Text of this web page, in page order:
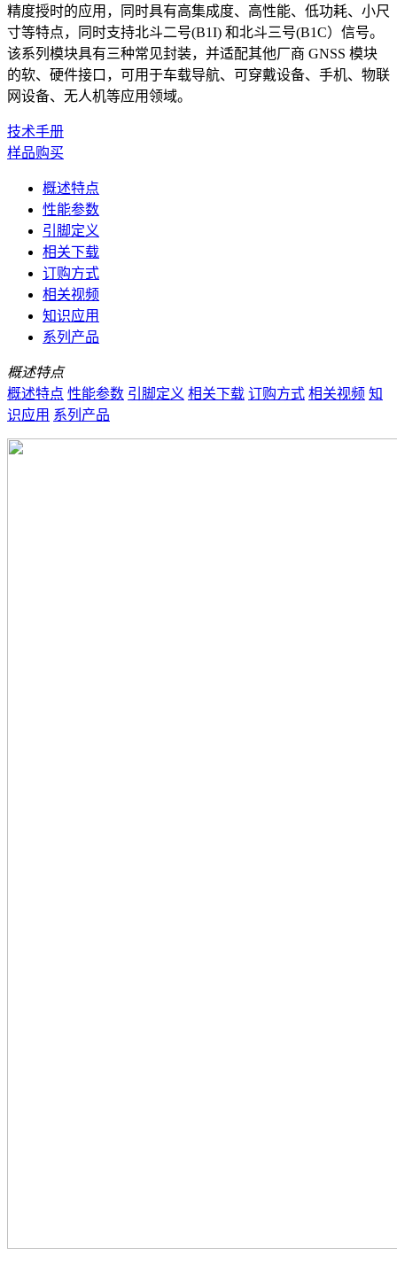
精度授时的应用，同时具有高集成度、高性能、低功耗、小尺
寸等特点，同时支持北斗二号(B1I) 和北斗三号(B1C）信号。
该系列模块具有三种常见封装，并适配其他厂商 GNSS 模块
的软、硬件接口，可用于车载导航、可穿戴设备、手机、物联
网设备、无人机等应用领域。
技术手册
样品购买
概述特点
性能参数
引脚定义
相关下载
订购方式
相关视频
知识应用
系列产品
概述特点
概述特点 性能参数 引脚定义 相关下载 订购方式 相关视频 知
识应用 系列产品